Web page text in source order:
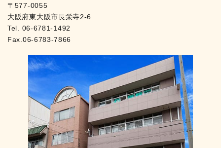
〒577-0055
大阪府東大阪市長栄寺2-6
Tel. 06-6781-1492
Fax.06-6783-7866